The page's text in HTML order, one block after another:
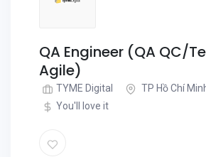
QA Engineer (QA QC/
Agile)
TYME Digital
TP Hồ Chí
You'll love it